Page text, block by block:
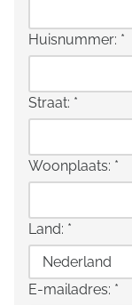
Huisnummer: *
Straat: *
Woonplaats: *
Land: *
E-mailadres: *